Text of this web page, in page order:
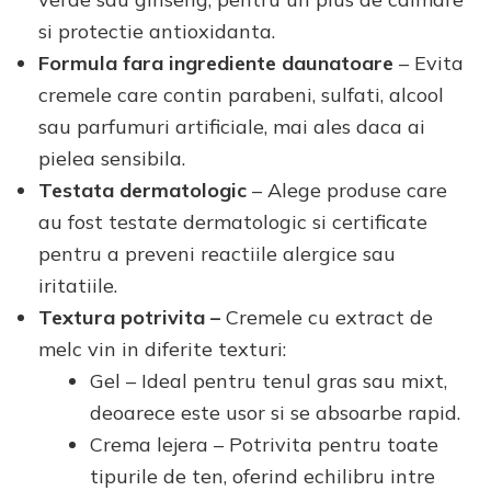
si protectie antioxidanta.
Formula fara ingrediente daunatoare – Evita
cremele care contin parabeni, sulfati, alcool
sau parfumuri artificiale, mai ales daca ai
pielea sensibila.
Testata dermatologic – Alege produse care
au fost testate dermatologic si certificate
pentru a preveni reactiile alergice sau
iritatiile.
Textura potrivita – Cremele cu extract de
melc vin in diferite texturi:
Gel – Ideal pentru tenul gras sau mixt,
deoarece este usor si se absoarbe rapid.
Crema lejera – Potrivita pentru toate
tipurile de ten, oferind echilibru intre